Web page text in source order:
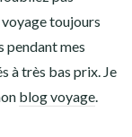
toujours
pendant mes
à très bas prix. Je
blog voyage.